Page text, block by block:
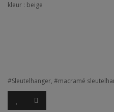
kleur : beige
#Sleutelhanger, #macramé